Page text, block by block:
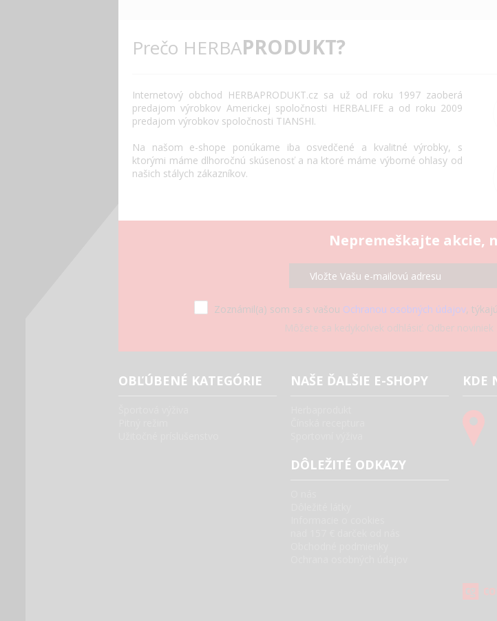
Prečo HERBAPRODUKT?
Internetový obchod HERBAPRODUKT.cz sa už od roku 1997 zaoberá
predajom výrobkov Americkej spoločnosti HERBALIFE a od roku 2009
predajom výrobkov spoločnosti TIANSHI.
Na našom e-shope ponúkame iba osvedčené a kvalitné výrobky,
s
ktorými máme dlhoročnú skúsenosť a na ktoré máme výborné ohlasy od
našich stálych zákazníkov.
Nepremeškajte akcie,
Zoznámil(a) som sa s vašou Ochranou osobných údajov,
Môžete sa kedykoľvek odhlásiť. Odber noviniek
OBĽÚBENÉ KATEGÓRIE NAŠE ĎALŠIE E-SHOPY
DÔLEŽITÉ ODKAZY
KDE